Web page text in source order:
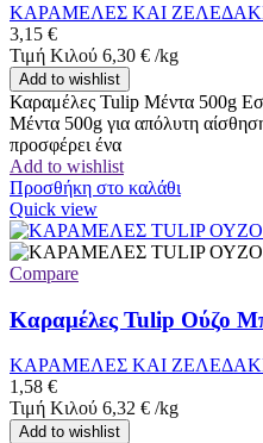
ΚΑΡΑΜΕΛΕΣ ΚΑΙ
3,15 €
Τιμή Κιλού 6,30 € /kg
Add to wishlist
Καραμέλες Tulip Μέντα 500g
Μέντα 500g για απόλυτη
προσφέρει ένα
Add to wishlist
Προσθήκη στο καλάθι
Quick view
Compare
Καραμέλες Tulip Ούζο
ΚΑΡΑΜΕΛΕΣ ΚΑΙ
1,58 €
Τιμή Κιλού 6,32 € /kg
Add to wishlist